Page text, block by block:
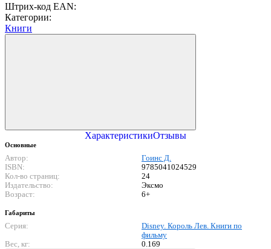
Штрих-код EAN:
Категории:
Книги
ХарактеристикиОтзывы
Основные
Автор:
Гоинс Д.
ISBN:
9785041024529
Кол-во страниц:
24
Издательство:
Эксмо
Возраст:
6+
Габариты
Серия:
Disney. Король Лев. Книги по
фильму
Вес, кг:
0.169